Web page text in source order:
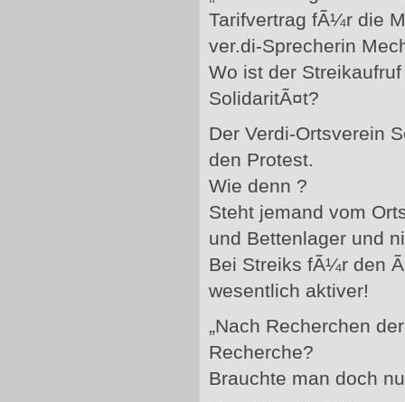
Tarifvertrag fÃ¼r die
ver.di-Sprecherin
Wo ist der
SolidaritÃ¤t?
Der Verdi-Ortsverein
den Protest.
Wie denn ?
Steht jemand vom
und Bettenlager und
Bei Streiks fÃ¼r den
wesentlich aktiver!
„Nach Recherchen
Recherche?
Brauchte man doch